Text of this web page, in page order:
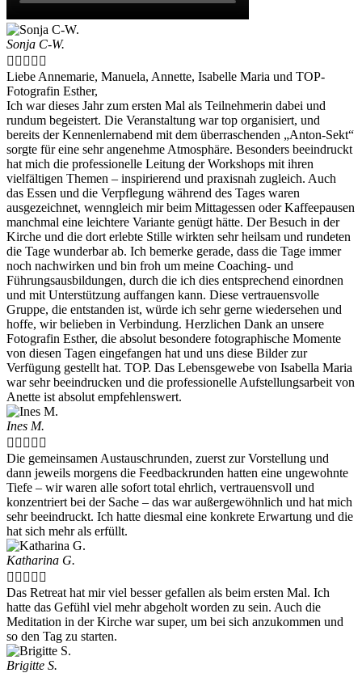
Sonja C-W.
    
Liebe Annemarie, Manuela, Annette, Isabelle Maria und TOP-
Fotografin Esther,
Ich war dieses Jahr zum ersten Mal als Teilnehmerin dabei und
rundum begeistert. Die Veranstaltung war top organisiert, und
bereits der Kennenlernabend mit dem überraschenden „Anton-Sekt“
sorgte für eine sehr angenehme Atmosphäre. Besonders beeindruckt
hat mich die professionelle Leitung der Workshops mit ihren
vielfältigen Themen – inspirierend und praxisnah zugleich. Auch
das Essen und die Verpflegung während des Tages waren
ausgezeichnet, wenngleich mir beim Mittagessen oder Kaffeepausen
manchmal eine leichtere Variante genügt hätte. Der Besuch in der
Kirche und die dort erlebte Stille wirkten sehr heilsam und rundeten
die Tage wunderbar ab. Ich bemerke gerade, dass die Tage immer
noch nachwirken und bin froh um meine Coaching- und
Führungsausbildungen, durch die ich dies entsprechend einordnen
und mit Unterstützung auffangen kann. Diese vertrauensvolle
Gruppe, die entstanden ist, würde ich sehr gerne wiedersehen und
hoffe, wir belieben in Verbindung. Herzlichen Dank an unsere
Fotografin Esther, die absolut besondere fotographische Momente
von diesen Tagen eingefangen hat und uns diese Bilder zur
Verfügung gestellt hat. TOP. Das Lebensgewebe von Isabella Maria
war sehr beeindrucken und die professionelle Aufstellungsarbeit von
Anette ist absolut empfehlenswert.
Ines M.
    
Die gemeinsamen Austauschrunden, zuerst zur Vorstellung und
dann jeweils morgens die Feedbackrunden hatten eine ungewohnte
Tiefe – wir waren alle sofort total ehrlich, vertrauensvoll und
konzentriert bei der Sache – das war außergewöhnlich und hat mich
sehr beeindruckt. Ich hatte diesmal eine konkrete Erwartung und die
hat sich mehr als erfüllt.
Katharina G.
    
Das Retreat hat mir viel besser gefallen als beim ersten Mal. Ich
hatte das Gefühl viel mehr abgeholt worden zu sein. Auch die
Meditation in der Kirche war super, um bei sich anzukommen und
so den Tag zu starten.
Brigitte S.